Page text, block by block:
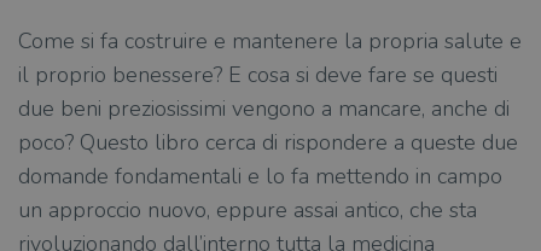
Come si fa costruire e mantenere la propria salute e
il proprio benessere? E cosa si deve fare se questi
due beni preziosissimi vengono a mancare, anche di
poco? Questo libro cerca di rispondere a queste due
domande fondamentali e lo fa mettendo in campo
un approccio nuovo, eppure assai antico, che sta
rivoluzionando dall’interno tutta la medicina